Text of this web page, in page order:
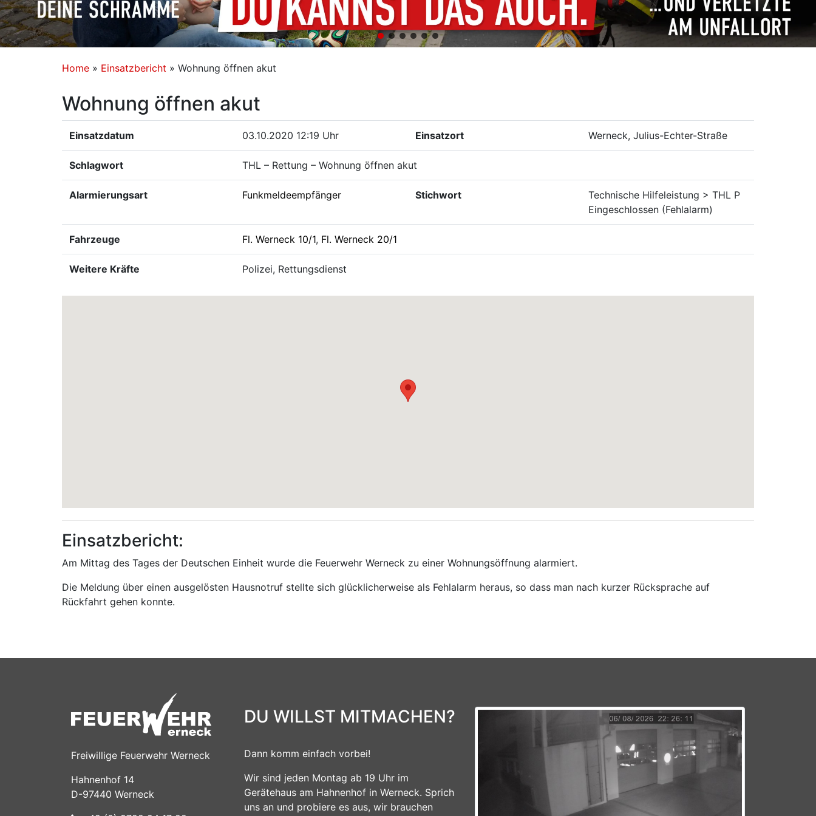
Home » Einsatzbericht » Wohnung öffnen akut
Wohnung öffnen akut
Einsatzdatum 03.10.2020 12:19 Uhr Einsatzort Werneck, Julius-Echter-Straße
Schlagwort THL – Rettung – Wohnung öffnen akut
Alarmierungsart Funkmeldeempfänger Stichwort
Technische Hilfeleistung > THL P
Eingeschlossen (Fehlalarm)
Fahrzeuge Fl. Werneck 10/1, Fl. Werneck 20/1
Weitere Kräfte Polizei, Rettungsdienst
Einsatzbericht:
Am Mittag des Tages der Deutschen Einheit wurde die Feuerwehr Werneck zu einer Wohnungsöffnung alarmiert.
Die Meldung über einen ausgelösten Hausnotruf stellte sich glücklicherweise als Fehlalarm heraus, so dass man nach kurzer Rücksprache auf
Rückfahrt gehen konnte.
Freiwillige Feuerwehr Werneck
Hahnenhof 14
D-97440 Werneck
DU WILLST MITMACHEN?
Dann komm einfach vorbei!
Wir sind jeden Montag ab 19 Uhr im
Gerätehaus am Hahnenhof in Werneck. Sprich
uns an und probiere es aus, wir brauchen